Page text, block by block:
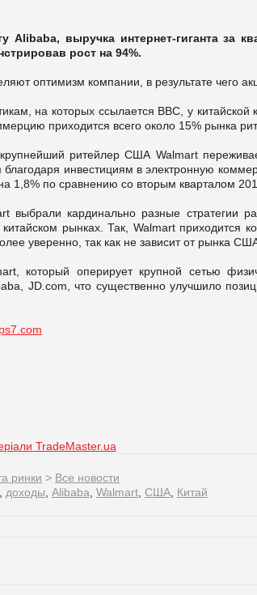
Alibaba, выручка интернет-гиганта за
рост на 94%.
оптимизм компании, в результате чего
на которых ссылается BBC, у
приходится всего около 15% рынка
ритейлер США Walmart
благодаря инвестициям в электронную
1,8% по сравнению со вторым кварталом
выбрали кардинально разные стратегии
рынках. Так, Walmart приходится
уверенно, так как не зависит от рынка
который оперирует крупной сетью
JD.com, что существенно улучшило
ps7.com
TradeMaster.ua
ринки > Все новости
доходы Alibaba Walmart США Китай